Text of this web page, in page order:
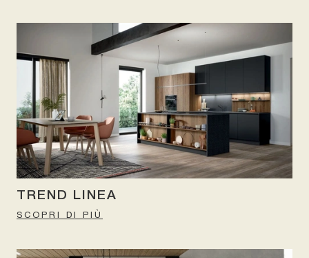
TREND LINEA
SCOPRI DI PIÙ